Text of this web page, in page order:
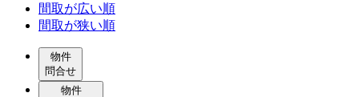
間取が広い順
間取が狭い順
物件
問合せ
物件